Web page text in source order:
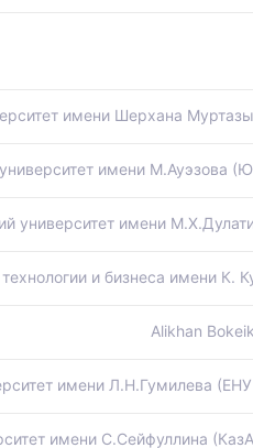
имени Шерхана
имени М.Ауэзова
университет имени
и бизнеса имени К.
Alikhan
имени Л.Н.Гумилева
имени С.Сейфуллина